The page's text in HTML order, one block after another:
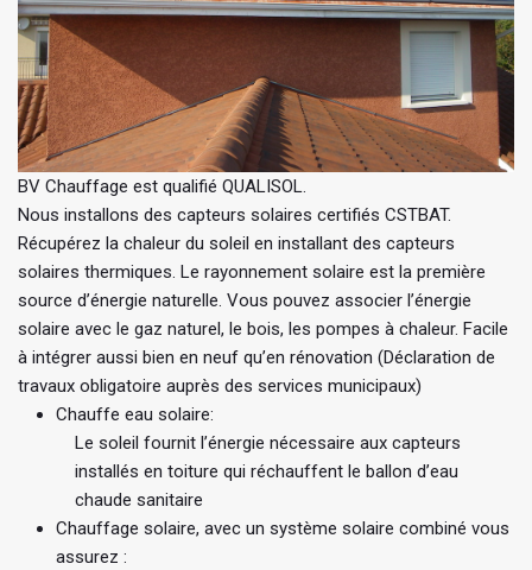
BV Chauffage est qualifié QUALISOL.
Nous installons des capteurs solaires certifiés CSTBAT.
Récupérez la chaleur du soleil en installant des capteurs
solaires thermiques. Le rayonnement solaire est la première
source d’énergie naturelle. Vous pouvez associer l’énergie
solaire avec le gaz naturel, le bois, les pompes à chaleur. Facile
à intégrer aussi bien en neuf qu’en rénovation (Déclaration de
travaux obligatoire auprès des services municipaux)
Chauffe eau solaire:
Le soleil fournit l’énergie nécessaire aux capteurs
installés en toiture qui réchauffent le ballon d’eau
chaude sanitaire
Chauffage solaire, avec un système solaire combiné vous
assurez :